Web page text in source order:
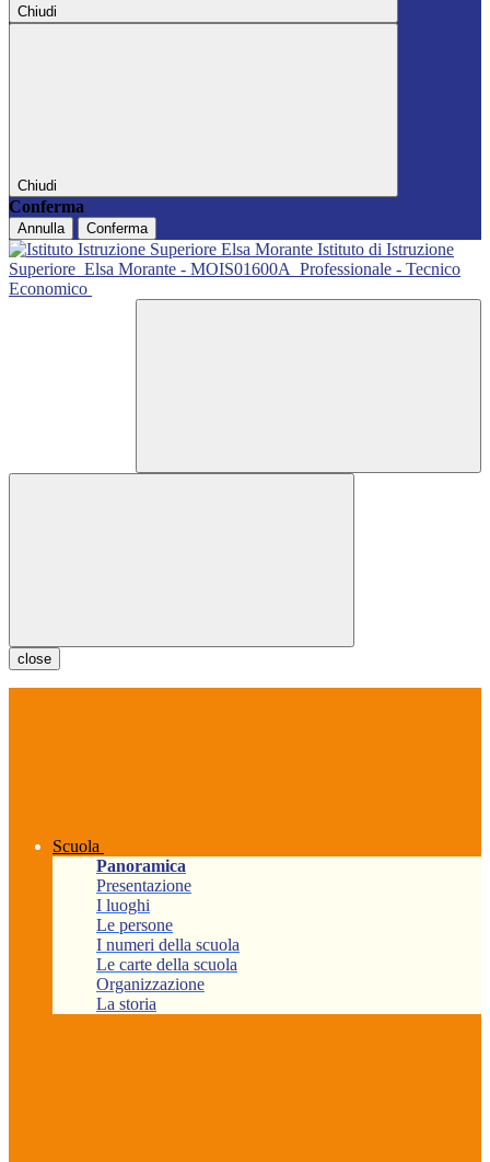
Chiudi
Chiudi
Conferma
Annulla Conferma
Istituto di Istruzione
Superiore Elsa Morante - MOIS01600A Professionale - Tecnico
Economico
close
Scuola
Panoramica
Presentazione
I luoghi
Le persone
I numeri della scuola
Le carte della scuola
Organizzazione
La storia